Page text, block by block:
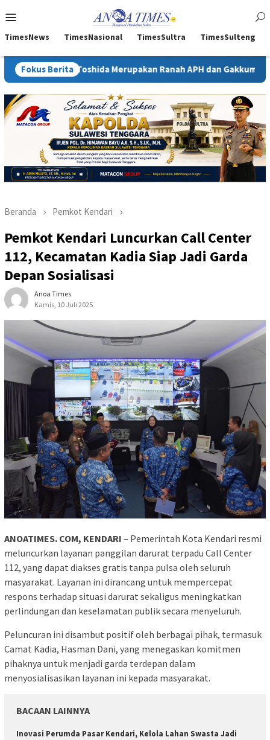
ke
Mobile
TimesNews TimesNasional TimesSultra TimesSulteng
Fokus Berita
Merupakan Ranah APH dan Gakkum ESDM Kejati
Beranda Pemkot Kendari
Pemkot Kendari Luncurkan Call Center
112, Kecamatan Kadia Siap Jadi Garda
Depan Sosialisasi
Anoa Times
Kamis, 10 Juli 2025
ANOATIMES. COM, KENDARI – Pemerintah Kota Kendari resmi
meluncurkan layanan panggilan darurat terpadu Call Center
112, yang dapat diakses gratis tanpa pulsa oleh seluruh
masyarakat. Layanan ini dirancang untuk mempercepat
respons terhadap situasi darurat sekaligus meningkatkan
perlindungan dan keselamatan publik secara menyeluruh.
Peluncuran ini disambut positif oleh berbagai pihak, termasuk
Camat Kadia, Hasman Dani, yang menegaskan komitmen
pihaknya untuk menjadi garda terdepan dalam
menyosialisasikan layanan ini kepada masyarakat.
BACAAN LAINNYA
Inovasi Perumda Pasar Kendari, Kelola Lahan Swasta Jadi